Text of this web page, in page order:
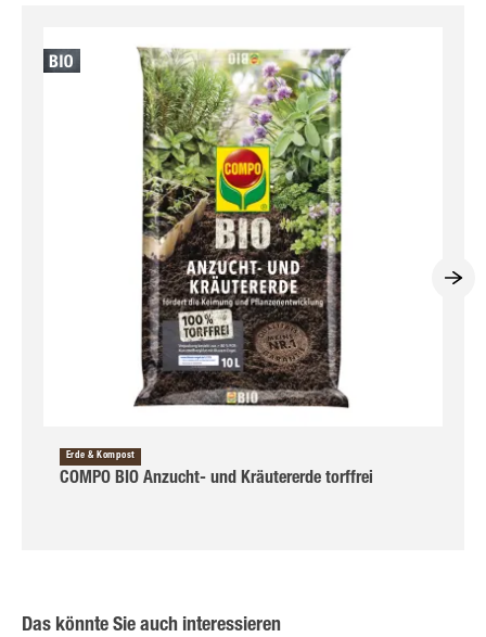
Erde & Kompost
COMPO BIO Anzucht- und Kräutererde torffrei
Das könnte Sie auch interessieren